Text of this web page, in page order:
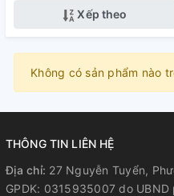
Xếp theo
Không có sản phẩm nào
THÔNG TIN LIÊN HỆ
Địa chỉ: 27 Nguyễn Tuyển,
GPDK: 0315935007 do